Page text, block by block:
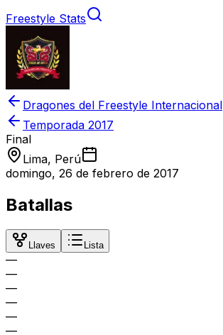
Freestyle Stats
Dragones del Freestyle Internacional
Temporada 2017
Final
Lima, Perú
domingo, 26 de febrero de 2017
Batallas
Llaves Lista
—
—
—
—
—
—